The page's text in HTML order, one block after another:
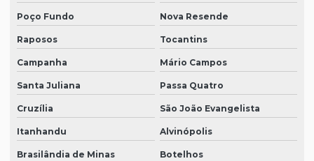
Poço Fundo Nova Resende
Raposos Tocantins
Campanha Mário Campos
Santa Juliana Passa Quatro
Cruzília São João Evangelista
Itanhandu Alvinópolis
Brasilândia de Minas Botelhos